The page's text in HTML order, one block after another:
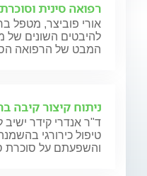
רפואה סינית וסוכרת
אורי פוביצר, מטפל
להיבטים השונים
המבט של הרפואה
ניתוח קיצור קיבה
ד"ר אנדרי קידר
טיפול כירורגי
והשפעתם על סוכרת